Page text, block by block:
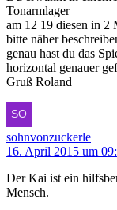
Tonarmlager
am 12 19 diesen in 2
bitte näher
genau hast du das
horizontal genauer
Gruß Roland
sohnvonzuckerle
16. April 2015 um
Der Kai ist ein
Mensch.